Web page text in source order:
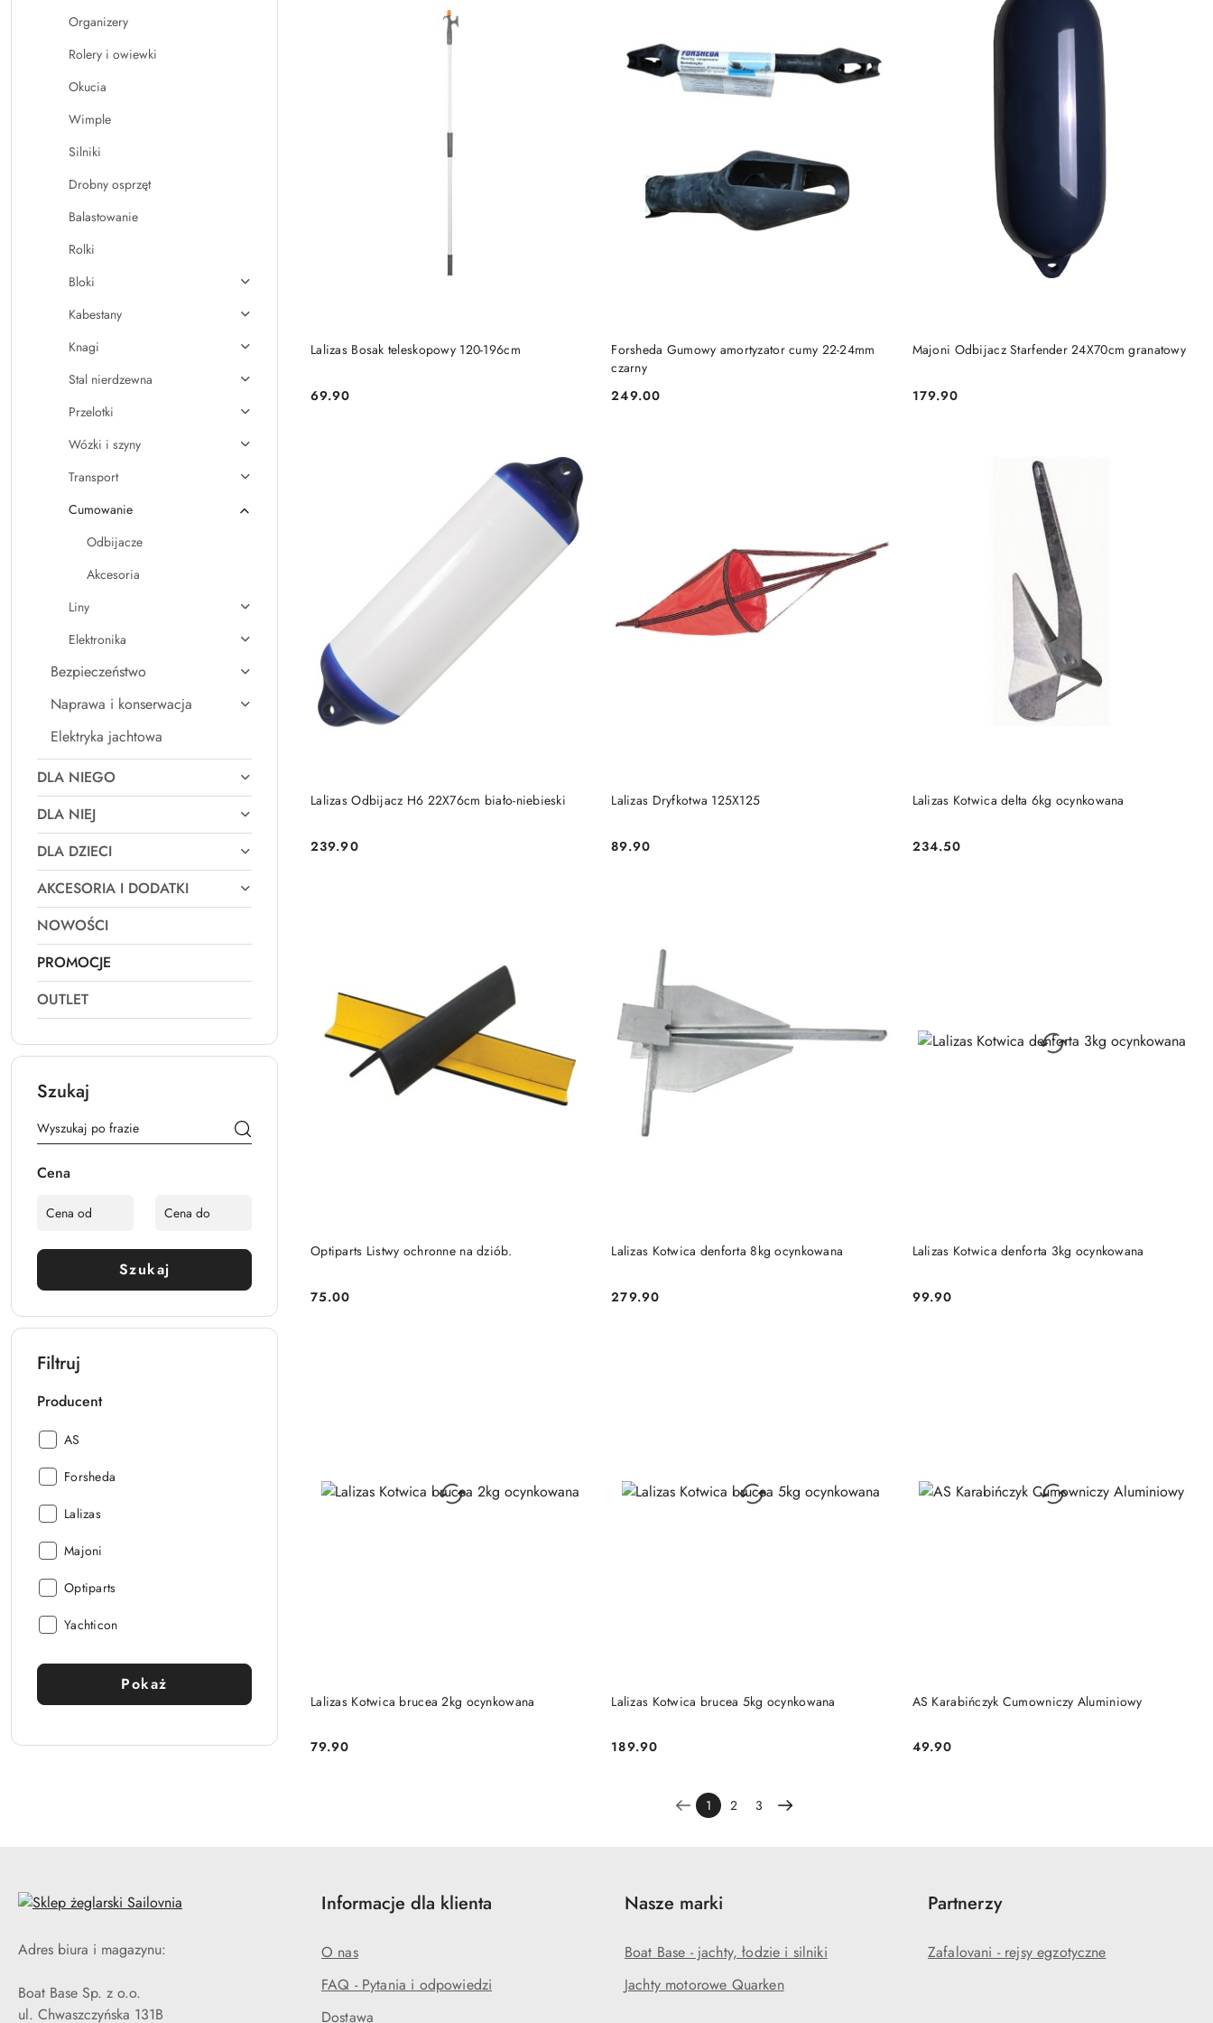
Organizery
Rolery i owiewki
Okucia
Wimple
Silniki
Drobny osprzęt
Balastowanie
Rolki
Bloki
Kabestany
Knagi
Stal nierdzewna
Przelotki
Wózki i szyny
Transport
Cumowanie
Odbijacze
Akcesoria
Liny
Elektronika
Bezpieczeństwo
Naprawa i konserwacja
Elektryka jachtowa
DLA NIEGO
DLA NIEJ
DLA DZIECI
AKCESORIA I DODATKI
NOWOŚCI
PROMOCJE
OUTLET
Szukaj
Cena
Szukaj
Filtruj
Producent
Producent:
AS
Producent:
Forsheda
Producent:
Lalizas
Producent:
Majoni
Producent:
Optiparts
Producent:
Yachticon
Pokaż
Lalizas Bosak teleskopowy 120-196cm
Cena:
69.90
DO KOSZYKA
Forsheda Gumowy amortyzator cumy 22-24mm
czarny
Cena:
249.00
DO KOSZYKA Majoni Odbijacz Starfender 24X70cm granatowy
Cena:
179.90
DO KOSZYKA
Lalizas Odbijacz H6 22X76cm biało-niebieski
Cena:
239.90
DO KOSZYKA Lalizas Dryfkotwa 125X125
Cena:
89.90
DO KOSZYKA Lalizas Kotwica delta 6kg ocynkowana
Cena:
234.50
DO KOSZYKA
Optiparts Listwy ochronne na dziób.
Cena:
75.00
DO KOSZYKA Lalizas Kotwica denforta 8kg ocynkowana
Cena:
279.90
DO KOSZYKA Lalizas Kotwica denforta 3kg ocynkowana
Cena:
99.90
DO KOSZYKA
Lalizas Kotwica brucea 2kg ocynkowana
Cena:
79.90
DO KOSZYKA Lalizas Kotwica brucea 5kg ocynkowana
Cena:
189.90
DO KOSZYKA AS Karabińczyk Cumowniczy Aluminiowy
Cena:
49.90
DO KOSZYKA
1 2 3
Adres biura i magazynu:
Boat Base Sp. z o.o.
ul. Chwaszczyńska 131B
Informacje dla klienta
O nas
FAQ - Pytania i odpowiedzi
Dostawa
Nasze marki
Boat Base - jachty, łodzie i silniki
Jachty motorowe Quarken
Partnerzy
Zafalovani - rejsy egzotyczne